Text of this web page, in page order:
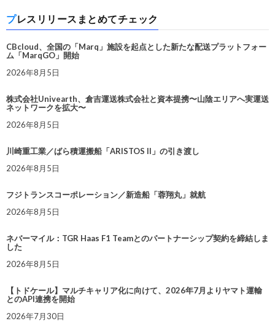
プレスリリースまとめてチェック
CBcloud、全国の「Marq」施設を起点とした新たな配送プラットフォー
ム「MarqGO」開始
2026年8月5日
株式会社Univearth、倉吉運送株式会社と資本提携〜山陰エリアへ実運送
ネットワークを拡大〜
2026年8月5日
川崎重工業／ばら積運搬船「ARISTOS II」の引き渡し
2026年8月5日
フジトランスコーポレーション／新造船「蓉翔丸」就航
2026年8月5日
ネバーマイル：TGR Haas F1 Teamとのパートナーシップ契約を締結しま
した
2026年8月5日
【トドケール】マルチキャリア化に向けて、2026年7月よりヤマト運輸
とのAPI連携を開始
2026年7月30日